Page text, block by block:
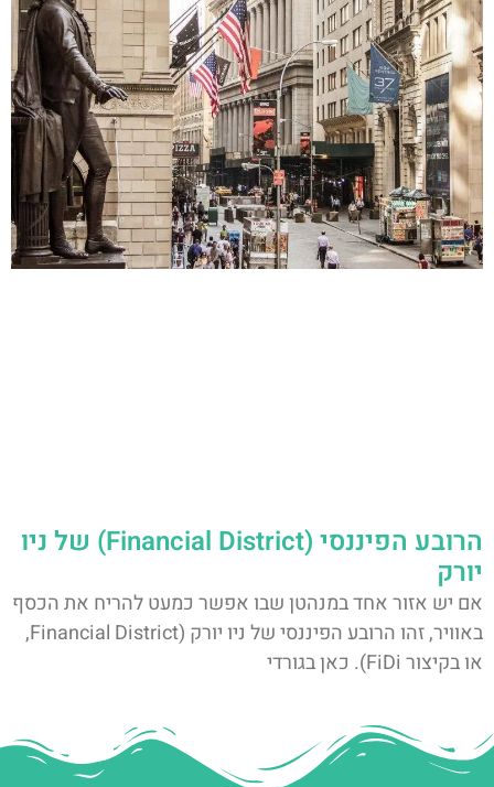
הרובע הפיננסי (Financial District) של ניו
יורק
אם יש אזור אחד במנהטן שבו אפשר כמעט להריח את הכסף
באוויר, זהו הרובע הפיננסי של ניו יורק (Financial District,
או בקיצור FiDi). כאן בגורדי